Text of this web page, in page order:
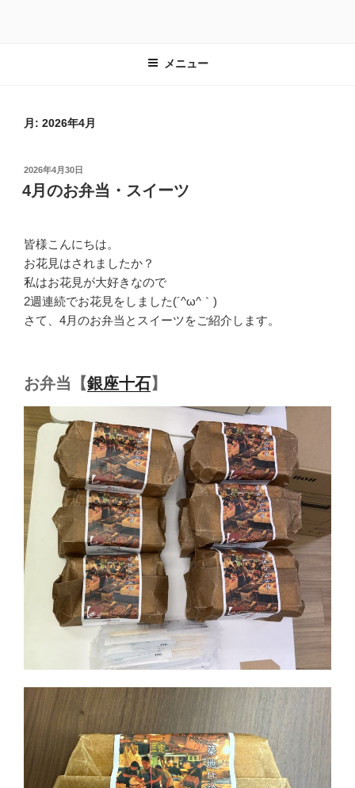
メニュー
月: 2026年4月
投
稿
日:
2026年4月30日
4月のお弁当・スイーツ
皆様こんにちは。
お花見はされましたか？
私はお花見が大好きなので
2週連続でお花見をしました(´^ω^｀)
さて、4月のお弁当とスイーツをご紹介します。
お弁当【銀座十石】